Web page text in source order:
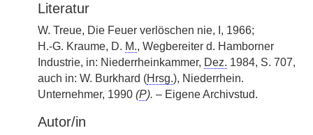
Literatur
W. Treue, Die Feuer verlöschen nie, I, 1966;
H.-G. Kraume, D. M., Wegbereiter d. Hamborner
Industrie, in: Niederrheinkammer, Dez. 1984, S. 707,
auch in: W. Burkhard (Hrsg.), Niederrhein.
Unternehmer, 1990 (P). – Eigene Archivstud.
Autor/in